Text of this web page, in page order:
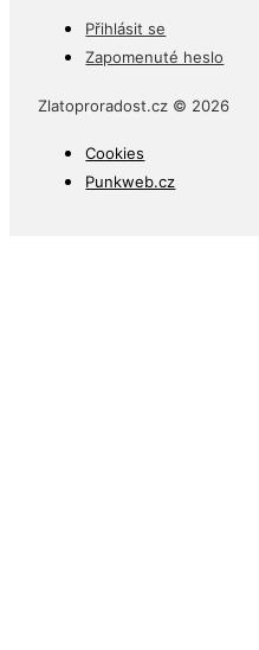
Přihlásit se
Zapomenuté heslo
Zlatoproradost.cz © 2026
Cookies
Punkweb.cz